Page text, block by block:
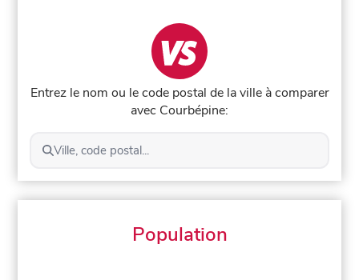
Entrez le nom ou le code postal de la ville à comparer
avec Courbépine:
Ville, code postal...
Population